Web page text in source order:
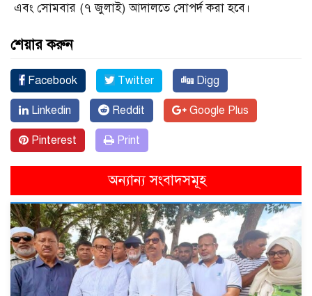
এবং সোমবার (৭ জুলাই) আদালতে সোপর্দ করা হবে।
শেয়ার করুন
Facebook Twitter Digg
Linkedin Reddit Google Plus
Pinterest Print
অন্যান্য সংবাদসমূহ